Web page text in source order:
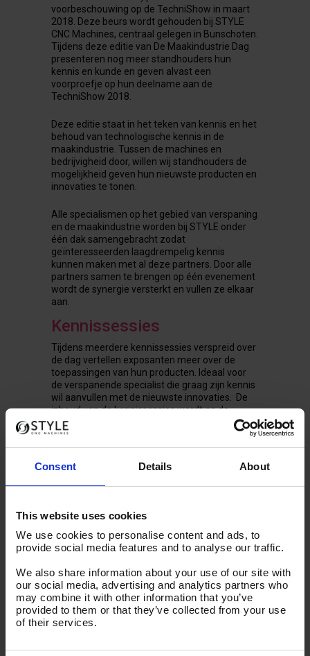
Consent Details About
This website uses cookies
We use cookies to personalise content and ads, to
provide social media features and to analyse our traffic.
We also share information about your use of our site with
our social media, advertising and analytics partners who
may combine it with other information that you’ve
provided to them or that they’ve collected from your use
of their services.
voorbeschouwing op de TechniShow in maart
2018. Deze beurs wordt gehouden bij STYLE
CNC Machines, centraal gelegen in Bunschoten.
Tijdens deze editie van De Maakindustrie Dag
presenteren nog meer standhouders hun
kennis en kunde en geven alvast een
voorproefje op hun deelname aan de
TechniShow 2018.
Deze editie staat in het teken van kennis en het
behoud van technologische kennis in de
maakindustrie. Tussen de machines en
bedrijvigheid door, willen wij standhouders de
mogelijkheid geven hun nieuwste producten en
innovaties te tonen.
Alle specialismen op het gebied van verspaning
en de maakindustrie worden bij STYLE onder
één dak samengebracht zodat
geïnteresseerden laagdrempelig kennis
kunnen maken met al deze partners. Door alle
partners samen te brengen op één evenement
wordt de synergie versterkt en vullen ze elkaar
aan.
Kennissessies
Tijdens meerdere kennissessies verspreid over
de dag vertellen exposanten meer over de
toepassingen van hun producten. Ideaal voor
de verspanende specialist die graag zijn kennis
wil aanvullen met de nieuwste innovaties. De
inhoud van de kennissessies wordt na de
zomer bekend gemaakt.
Exposanten
De eerste exposanten zijn inmiddels al bekend,
SafanDarley
Rhenus
Cad2M
… én er zullen er nog vele volgen! Houdt de
website in de gaten voor alle deelnemende